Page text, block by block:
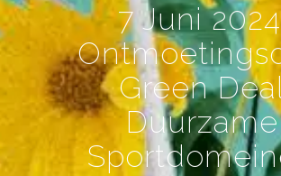
7 Juni
Green
Duurzame